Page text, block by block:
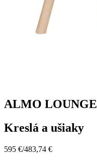
ALMO LOUNGE
Kreslá a ušiaky
595 €/483,74 €